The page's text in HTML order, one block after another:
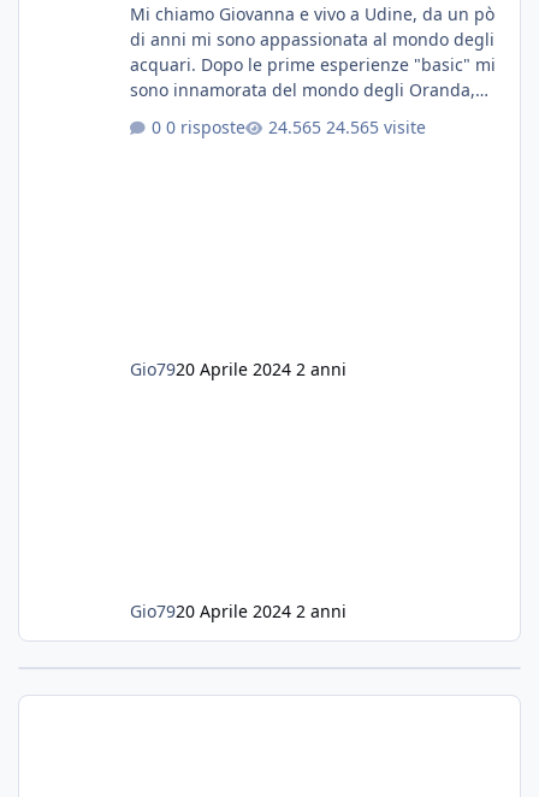
Mi chiamo Giovanna e vivo a Udine, da un pò
di anni mi sono appassionata al mondo degli
acquari. Dopo le prime esperienze "basic" mi
sono innamorata del mondo degli Oranda,
E' stata una bella scuola per quanto riguarda
0 risposte 24.565 visite
Gio7920 Aprile 2024 2 anni
Gio7920 Aprile 2024 2 anni